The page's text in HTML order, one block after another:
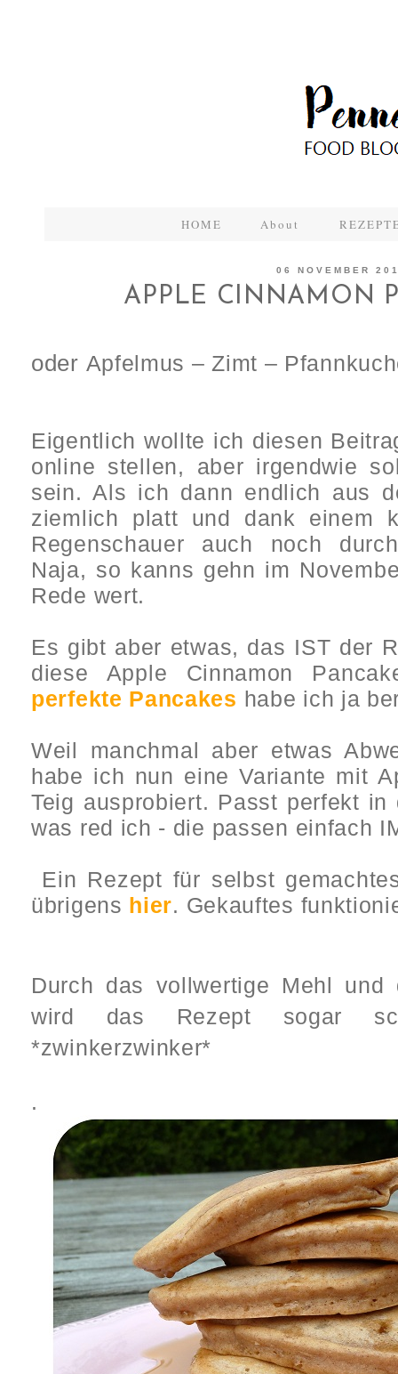
HOME About
06 NOVEMBER
APPLE CINNAMON
oder Apfelmus – Zimt –
Eigentlich wollte ich diesen
online stellen, aber irgendwie
sein. Als ich dann endlich aus
ziemlich platt und dank einem
Regenschauer auch noch
Naja, so kanns gehn im
Rede wert.
Es gibt aber etwas, das IST der
diese Apple Cinnamon
perfekte Pancakes habe ich ja
Weil manchmal aber etwas
habe ich nun eine Variante mit
Teig ausprobiert. Passt perfekt
was red ich - die passen einfach
Ein Rezept für selbst
übrigens hier. Gekauftes
Durch das vollwertige Mehl und
wird das Rezept sogar
*zwinkerzwinker*
.